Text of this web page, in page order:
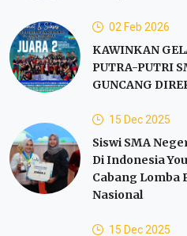
02 Feb 2026
KAWINKAN
PUTRA-PUTRI
GUNCANG
15 Dec 2025
Siswi SMA
Di Indonesia
Cabang Lomba
Nasional
15 Dec 2025